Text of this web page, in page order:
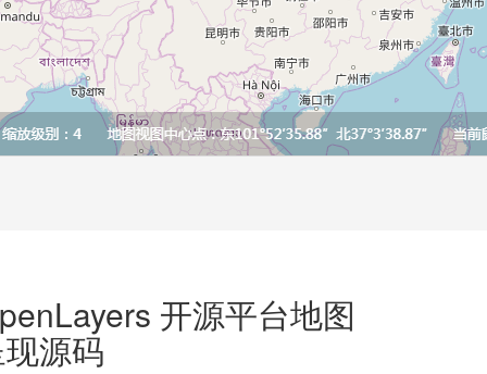
开源平台地图
源码